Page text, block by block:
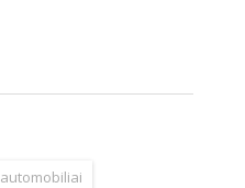
automobiliai